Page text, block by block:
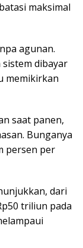
maksimal
agunan.
dibayar
memikirkan
saat panen,
Bunganya
persen per
dari
triliun pada